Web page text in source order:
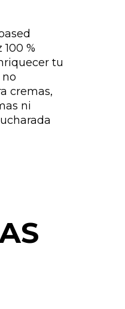
%
tu
cremas,
ni